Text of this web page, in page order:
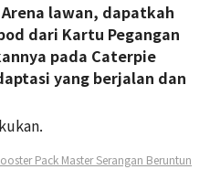
lawan, dapatkah
dari Kartu Pegangan
pada Caterpie
yang berjalan dan
Pack Master Serangan Beruntun